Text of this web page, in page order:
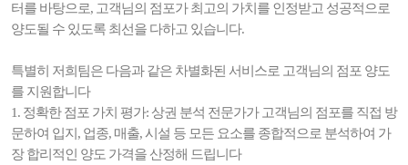
터를 바탕으로, 고객님의 점포가 최고의 가치를 인정받고 성공적으로
양도될 수 있도록 최선을 다하고 있습니다.
특별히 저희팀은 다음과 같은 차별화된 서비스로 고객님의 점포 양도
를 지원합니다
1. 정확한 점포 가치 평가: 상권 분석 전문가가 고객님의 점포를 직접 방
문하여 입지, 업종, 매출, 시설 등 모든 요소를 종합적으로 분석하여 가
장 합리적인 양도 가격을 산정해 드립니다